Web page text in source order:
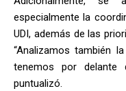
especialmente la
UDI, además de las
“Analizamos también
tenemos por delante
puntualizó.